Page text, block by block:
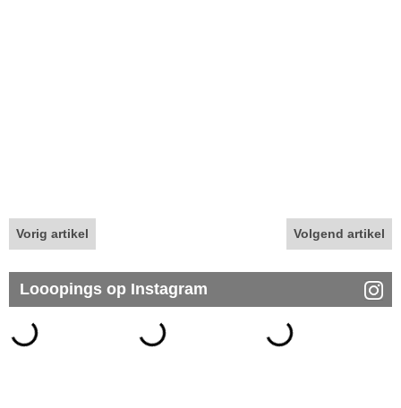
Vorig artikel Volgend artikel
Looopings op Instagram